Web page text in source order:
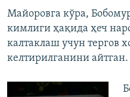
Майоровга кўра,
кимлиги ҳақида ҳеч
калтаклаш учун тергов
келтирилганини айтган.